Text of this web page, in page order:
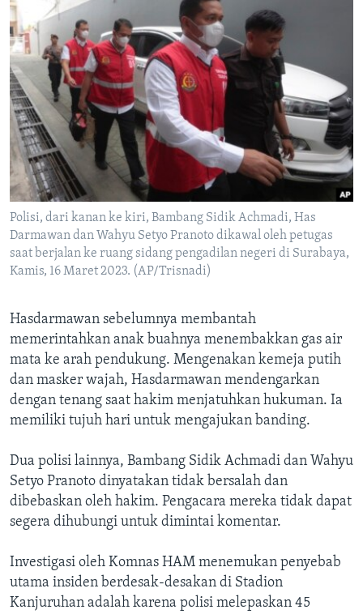
Polisi, dari kanan ke kiri, Bambang Sidik Achmadi, Has
Darmawan dan Wahyu Setyo Pranoto dikawal oleh petugas
saat berjalan ke ruang sidang pengadilan negeri di Surabaya,
Kamis, 16 Maret 2023. (AP/Trisnadi)
Hasdarmawan sebelumnya membantah
memerintahkan anak buahnya menembakkan gas air
mata ke arah pendukung. Mengenakan kemeja putih
dan masker wajah, Hasdarmawan mendengarkan
dengan tenang saat hakim menjatuhkan hukuman. Ia
memiliki tujuh hari untuk mengajukan banding.
Dua polisi lainnya, Bambang Sidik Achmadi dan Wahyu
Setyo Pranoto dinyatakan tidak bersalah dan
dibebaskan oleh hakim. Pengacara mereka tidak dapat
segera dihubungi untuk dimintai komentar.
Investigasi oleh Komnas HAM menemukan penyebab
utama insiden berdesak-desakan di Stadion
Kanjuruhan adalah karena polisi melepaskan 45